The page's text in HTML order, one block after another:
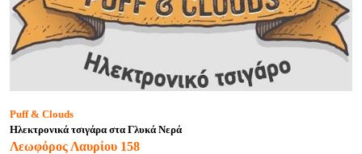
Puff & Clouds
Ηλεκτρονικά τσιγάρα στα Γλυκά Νερά
Λεωφόρος Λαυρίου 158